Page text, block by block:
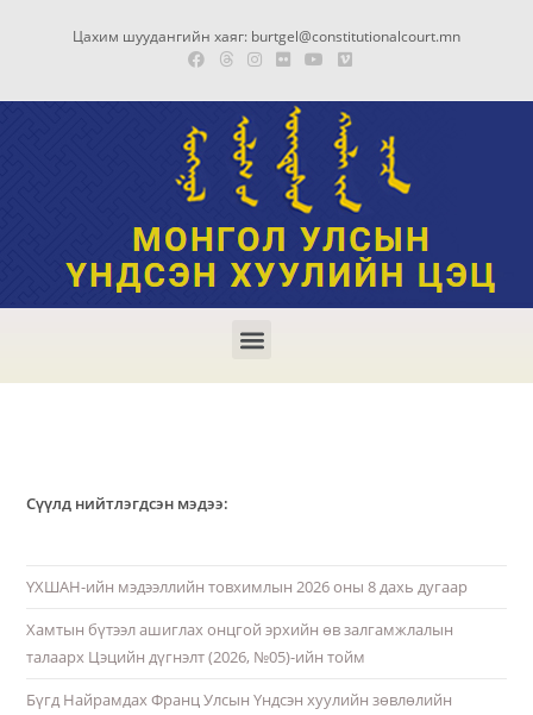
Цахим шуудангийн хаяг: burtgel@constitutionalcourt.mn
Сүүлд нийтлэгдсэн мэдээ:
ҮХШАН-ийн мэдээллийн товхимлын 2026 оны 8 дахь дугаар
Хамтын бүтээл ашиглах онцгой эрхийн өв залгамжлалын
талаарх Цэцийн дүгнэлт (2026, №05)-ийн тойм
Бүгд Найрамдах Франц Улсын Үндсэн хуулийн зөвлөлийн